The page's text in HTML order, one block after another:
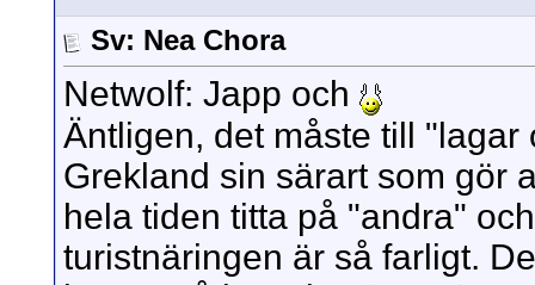
Sv: Nea Chora
Netwolf: Japp och
Äntligen, det måste till
Grekland sin särart som gör
hela tiden titta på "andra"
turistnäringen är så farligt.